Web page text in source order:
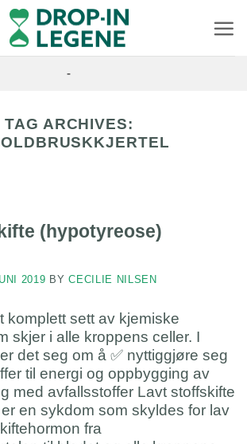
-
TAG ARCHIVES:
(hypotyreose)
2019 BYCECILIE NILSEN
komplett sett av kjemiske
skjer i alle kroppens celler. I
det seg om å ✅ nyttiggjøre seg
til energi og oppbygging av
med avfallsstoffer Lavt stoffskifte
en sykdom som skyldes for lav
fra